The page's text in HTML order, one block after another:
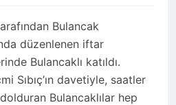
Bulancak
düzenlenen iftar
Bulancaklı katıldı.
Sıbıç’ın davetiyle, saatler
Bulancaklılar hep